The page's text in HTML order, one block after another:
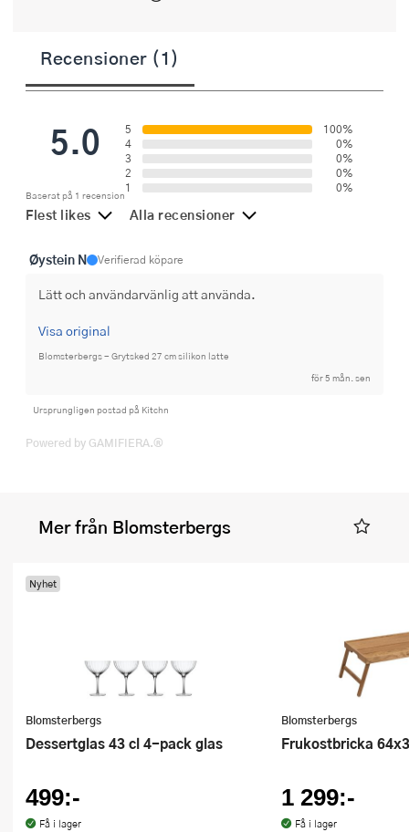
Recensioner (1)
5.0
Baserat på 1 recension
5
100%
4
0%
3
0%
2
0%
1
0%
Flest likes Alla recensioner
Øystein N Verifierad köpare
Lätt och användarvänlig att använda.
Visa original
Blomsterbergs - Grytsked 27 cm silikon latte
för 5 mån. sen
Ursprungligen postad på Kitchn
Powered by GAMIFIERA.®
Mer från Blomsterbergs
Blomsterbergs
Dessertglas 43 cl 4-pack glas
499:-
Få i lager
Nyhet
Blomsterbergs
Frukostbricka
1 299:-
Få i lager